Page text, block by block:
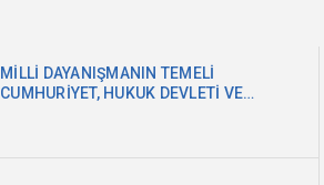
MİLLİ DAYANIŞMANIN TEMELİ
CUMHURİYET, HUKUK DEVLETİ VE